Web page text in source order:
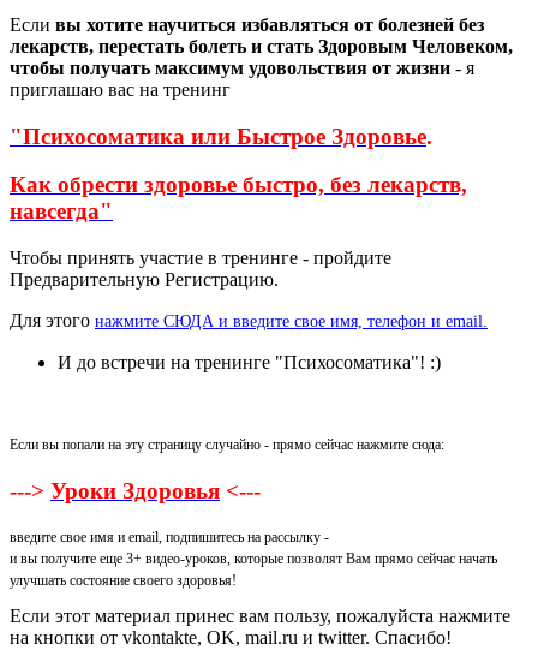
Если вы хотите научиться избавляться от болезней без
лекарств, перестать болеть и стать Здоровым Человеком,
чтобы получать максимум удовольствия от жизни - я
приглашаю вас на тренинг
"Психосоматика или Быстрое Здоровье.
Как обрести здоровье быстро, без лекарств,
навсегда"
Чтобы принять участие в тренинге - пройдите
Предварительную Регистрацию.
Для этого нажмите СЮДА и введите свое имя, телефон и email.
И до встречи на тренинге "Психосоматика"! :)
Если вы попали на эту страницу случайно - прямо сейчас нажмите сюда:
---> Уроки Здоровья <---
введите свое имя и email, подпишитесь на рассылку -
и вы получите еще 3+ видео-уроков, которые позволят Вам прямо сейчас начать
улучшать состояние своего здоровья!
Если этот материал принес вам пользу, пожалуйста нажмите
на кнопки от vkontakte, OK, mail.ru и twitter. Спасибо!